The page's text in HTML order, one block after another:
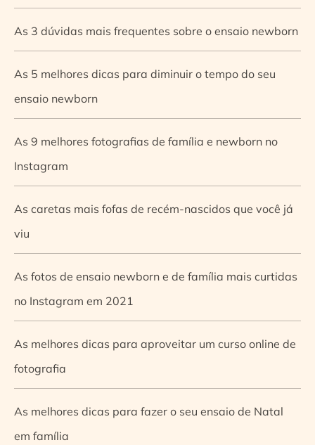
As 3 dúvidas mais frequentes sobre o ensaio newborn
As 5 melhores dicas para diminuir o tempo do seu
ensaio newborn
As 9 melhores fotografias de família e newborn no
Instagram
As caretas mais fofas de recém-nascidos que você já
viu
As fotos de ensaio newborn e de família mais curtidas
no Instagram em 2021
As melhores dicas para aproveitar um curso online de
fotografia
As melhores dicas para fazer o seu ensaio de Natal
em família